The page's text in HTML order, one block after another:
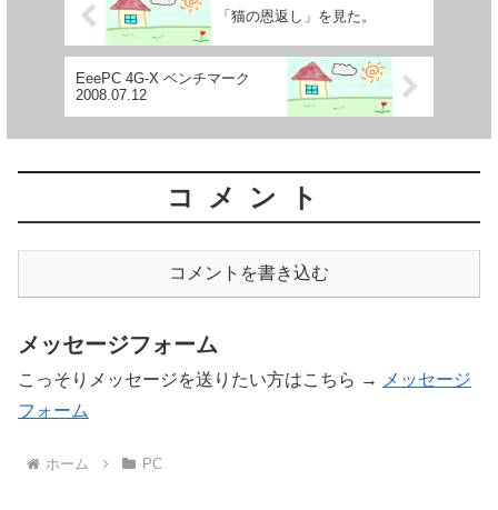
「猫の恩返し」を見た。
EeePC 4G-X ベンチマーク
2008.07.12
コメント
コメントを書き込む
メッセージフォーム
こっそりメッセージを送りたい方はこちら →
メッセージ
フォーム
ホーム PC